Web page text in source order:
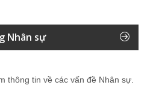
Nhân sự
thông tin về các vấn đề Nhân sự